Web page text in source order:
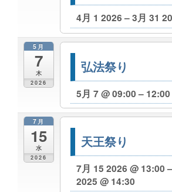
4月 1 2026 – 3月 31
5月
7
木
2026
弘法祭り
5月 7 @ 09:00 – 12:00
7月
15
水
2026
天王祭り
7月 15 2026 @ 13:00
2025 @ 14:30